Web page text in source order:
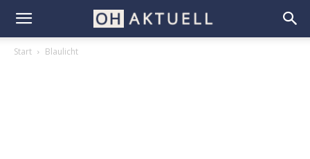
Start Blaulicht